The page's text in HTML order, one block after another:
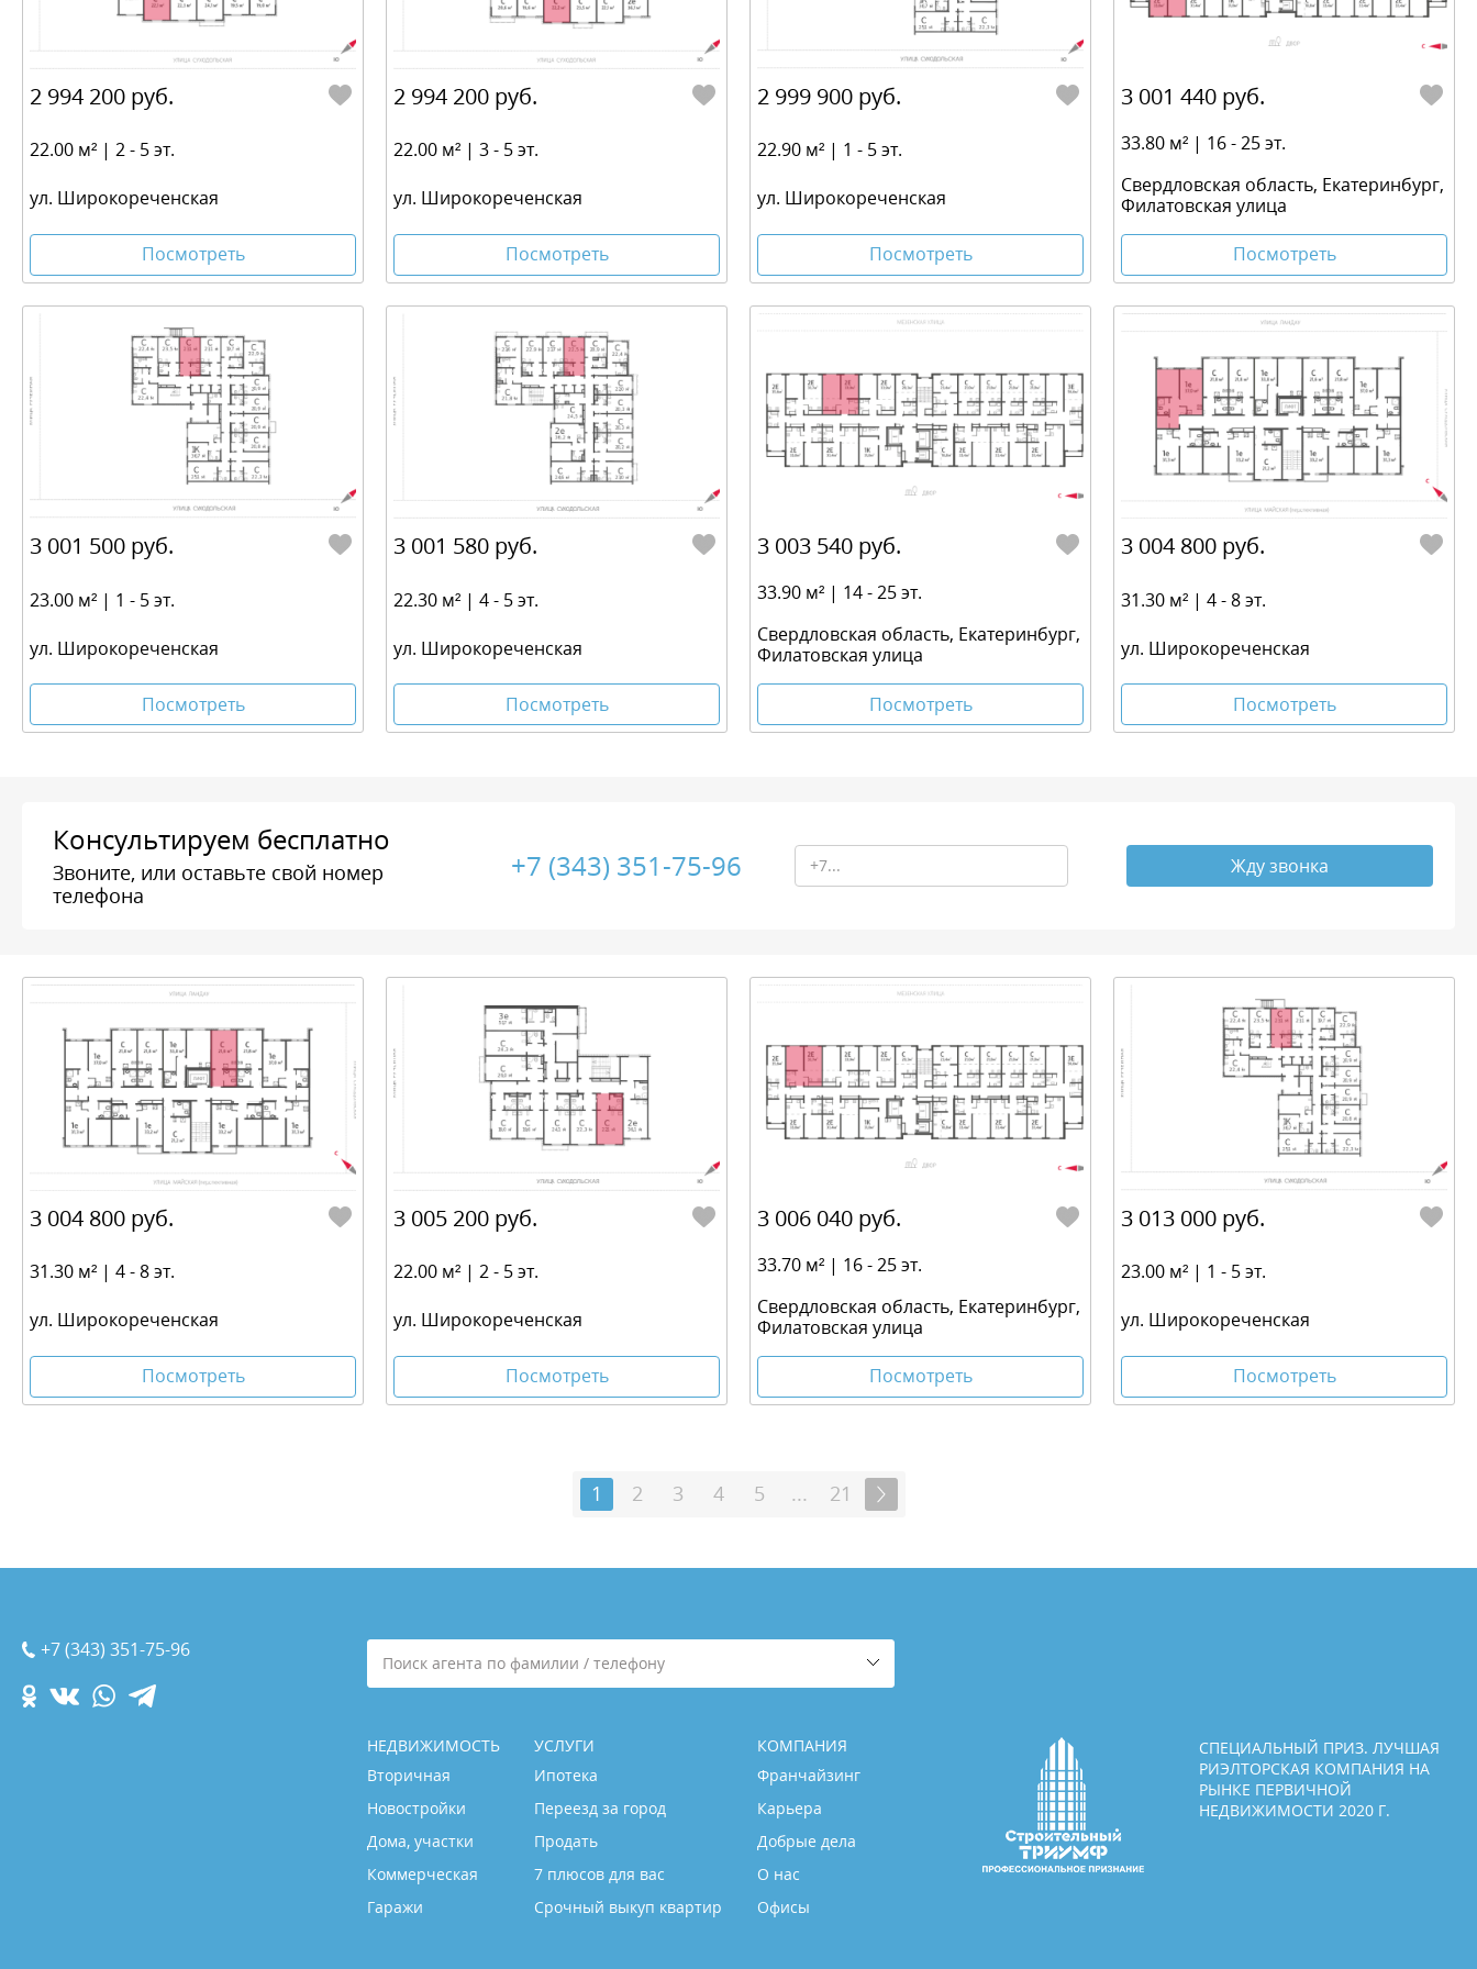
2 994 200 руб.
22.00 м² | 2 - 5 эт.
ул. Широкореченская
Посмотреть
2 994 200 руб.
22.00 м² | 3 - 5 эт.
ул. Широкореченская
Посмотреть
2 999 900 руб.
22.90 м² | 1 - 5 эт.
ул. Широкореченская
Посмотреть
3 001 440 руб.
33.80 м² | 16 - 25 эт.
Свердловская область, Екатеринбург,
Филатовская улица
Посмотреть
3 001 500 руб.
23.00 м² | 1 - 5 эт.
ул. Широкореченская
Посмотреть
3 001 580 руб.
22.30 м² | 4 - 5 эт.
ул. Широкореченская
Посмотреть
3 003 540 руб.
33.90 м² | 14 - 25 эт.
Свердловская область, Екатеринбург,
Филатовская улица
Посмотреть
3 004 800 руб.
31.30 м² | 4 - 8 эт.
ул. Широкореченская
Посмотреть
Консультируем бесплатно
Звоните, или оставьте свой номер
телефона
+7 (343) 351-75-96 Жду звонка
3 004 800 руб.
31.30 м² | 4 - 8 эт.
ул. Широкореченская
Посмотреть
3 005 200 руб.
22.00 м² | 2 - 5 эт.
ул. Широкореченская
Посмотреть
3 006 040 руб.
33.70 м² | 16 - 25 эт.
Свердловская область, Екатеринбург,
Филатовская улица
Посмотреть
3 013 000 руб.
23.00 м² | 1 - 5 эт.
ул. Широкореченская
Посмотреть
1 2 3 4 5 ... 21
+7 (343) 351-75-96
Поиск агента по фамилии / телефону
НЕДВИЖИМОСТЬ
Вторичная
Новостройки
Дома, участки
Коммерческая
Гаражи
УСЛУГИ
Ипотека
Переезд за город
Продать
7 плюсов для вас
Срочный выкуп квартир
КОМПАНИЯ
Франчайзинг
Карьера
Добрые дела
О нас
Офисы
СПЕЦИАЛЬНЫЙ ПРИЗ. ЛУЧШАЯ
РИЭЛТОРСКАЯ КОМПАНИЯ НА
РЫНКЕ ПЕРВИЧНОЙ
НЕДВИЖИМОСТИ 2020 Г.